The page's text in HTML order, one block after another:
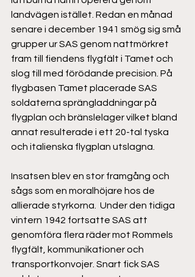
landvägen istället. Redan en månad
senare i december 1941 smög sig små
grupper ur SAS genom nattmörkret
fram till fiendens flygfält i Tamet och
slog till med förödande precision. På
flygbasen Tamet placerade SAS
soldaterna sprängladdningar på
flygplan och bränslelager vilket bland
annat resulterade i ett 20-tal tyska
och italienska flygplan utslagna.
Insatsen blev en stor framgång och
sågs som en moralhöjare hos de
allierade styrkorna.  Under den tidiga
vintern 1942 fortsatte SAS att
genomföra flera räder mot Rommels
flygfält, kommunikationer och
transportkonvojer. Snart fick SAS